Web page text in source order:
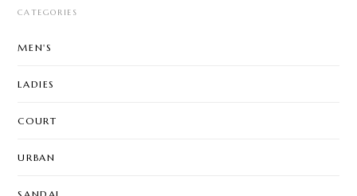
CATEGORIES
MEN'S
LADIES
COURT
URBAN